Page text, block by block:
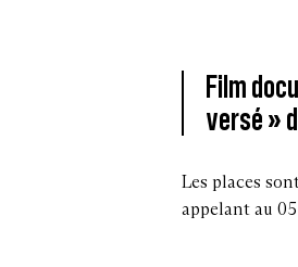
Film
versé »
Les places
appelant au